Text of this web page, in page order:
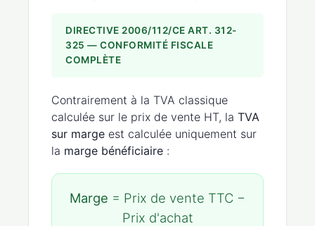
DIRECTIVE 2006/112/CE ART. 312-
325 — CONFORMITÉ FISCALE
COMPLÈTE
Contrairement à la TVA classique
calculée sur le prix de vente HT, la TVA
sur marge est calculée uniquement sur
la marge bénéficiaire :
Marge = Prix de vente TTC −
Prix d'achat